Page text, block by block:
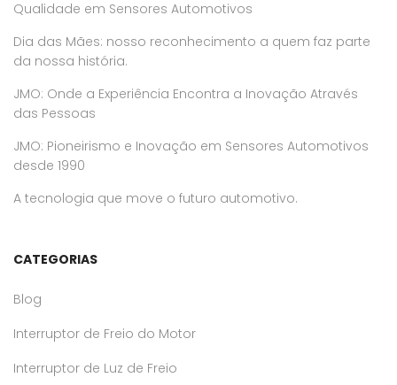
Qualidade em Sensores Automotivos
Dia das Mães: nosso reconhecimento a quem faz parte
da nossa história.
JMO: Onde a Experiência Encontra a Inovação Através
das Pessoas
JMO: Pioneirismo e Inovação em Sensores Automotivos
desde 1990
A tecnologia que move o futuro automotivo.
CATEGORIAS
Blog
Interruptor de Freio do Motor
Interruptor de Luz de Freio